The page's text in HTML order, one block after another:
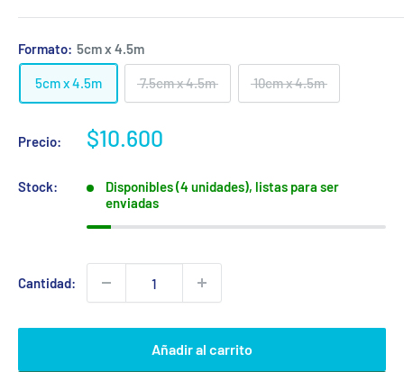
Formato: 5cm x 4.5m
5cm x 4.5m 7.5cm x 4.5m 10cm x 4.5m
Precio:
Precio
venta
$10.600
Stock:
Disponibles (4 unidades), listas para ser
enviadas
Cantidad:
Añadir al carrito